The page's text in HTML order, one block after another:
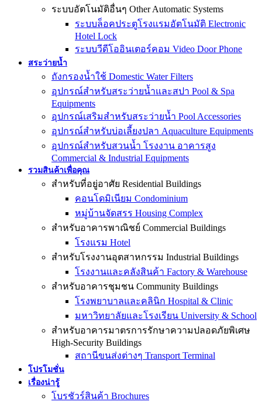
ระบบอัตโนมัติอื่นๆ Other Automatic Systems
ระบบล็อคประตูโรงเเรมอัตโนมัติ Electronic
Hotel Lock
ระบบวีดีโออินเตอร์คอม Video Door Phone
สระว่ายน้ำ
ถังกรองน้ำใช้ Domestic Water Filters
อุปกรณ์สำหรับสระว่ายน้ำและสปา Pool & Spa
Equipments
อุปกรณ์เสริมสำหรับสระว่ายน้ำ Pool Accessories
อุปกรณ์สำหรับบ่อเลี้ยงปลา Aquaculture Equipments
อุปกรณ์สำหรับสวนน้ำ โรงงาน อาคารสูง
Commercial & Industrial Equipments
รวมสินค้าเพื่อคุณ
สำหรับที่อยู่อาศัย Residential Buildings
คอนโดมิเนียม Condominium
หมู่บ้านจัดสรร Housing Complex
สำหรับอาคารพาณิชย์ Commercial Buildings
โรงแรม Hotel
สำหรับโรงงานอุตสาหกรรม Industrial Buildings
โรงงานและคลังสินค้า Factory & Warehouse
สำหรับอาคารชุมชน Community Buildings
โรงพยาบาลและคลินิก Hospital & Clinic
มหาวิทยาลัยและโรงเรียน University & School
สำหรับอาคารมาตรการรักษาความปลอดภัยพิเศษ
High-Security Buildings
สถานีขนส่งต่างๆ Transport Terminal
โปรโมชั่น
เรื่องน่ารู้
โบรชัวร์สินค้า Brochures